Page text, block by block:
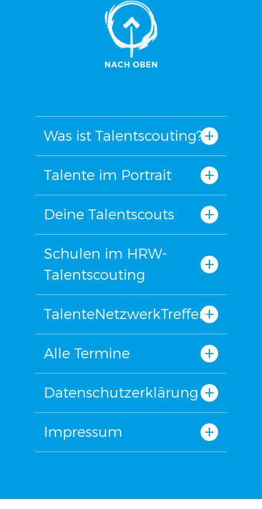
Was ist Talentscouting?
Talente im Portrait
Deine Talentscouts
Schulen im HRW-
Talentscouting
TalenteNetzwerkTreffen
Alle Termine
Datenschutzerklärung
Impressum